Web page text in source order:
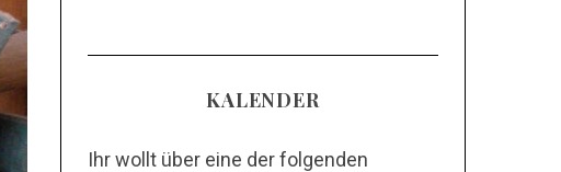
KALENDER
Ihr wollt über eine der folgenden